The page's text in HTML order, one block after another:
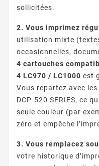
sollicitées.
2. Vous imprimez
utilisation mixte
occasionnelles,
4 cartouches
4 LC970 / LC1000 est
Vous repartez avec
DCP-520 SERIES, ce
seule couleur (par
zéro et empêche
3. Vous remplacez
votre historique